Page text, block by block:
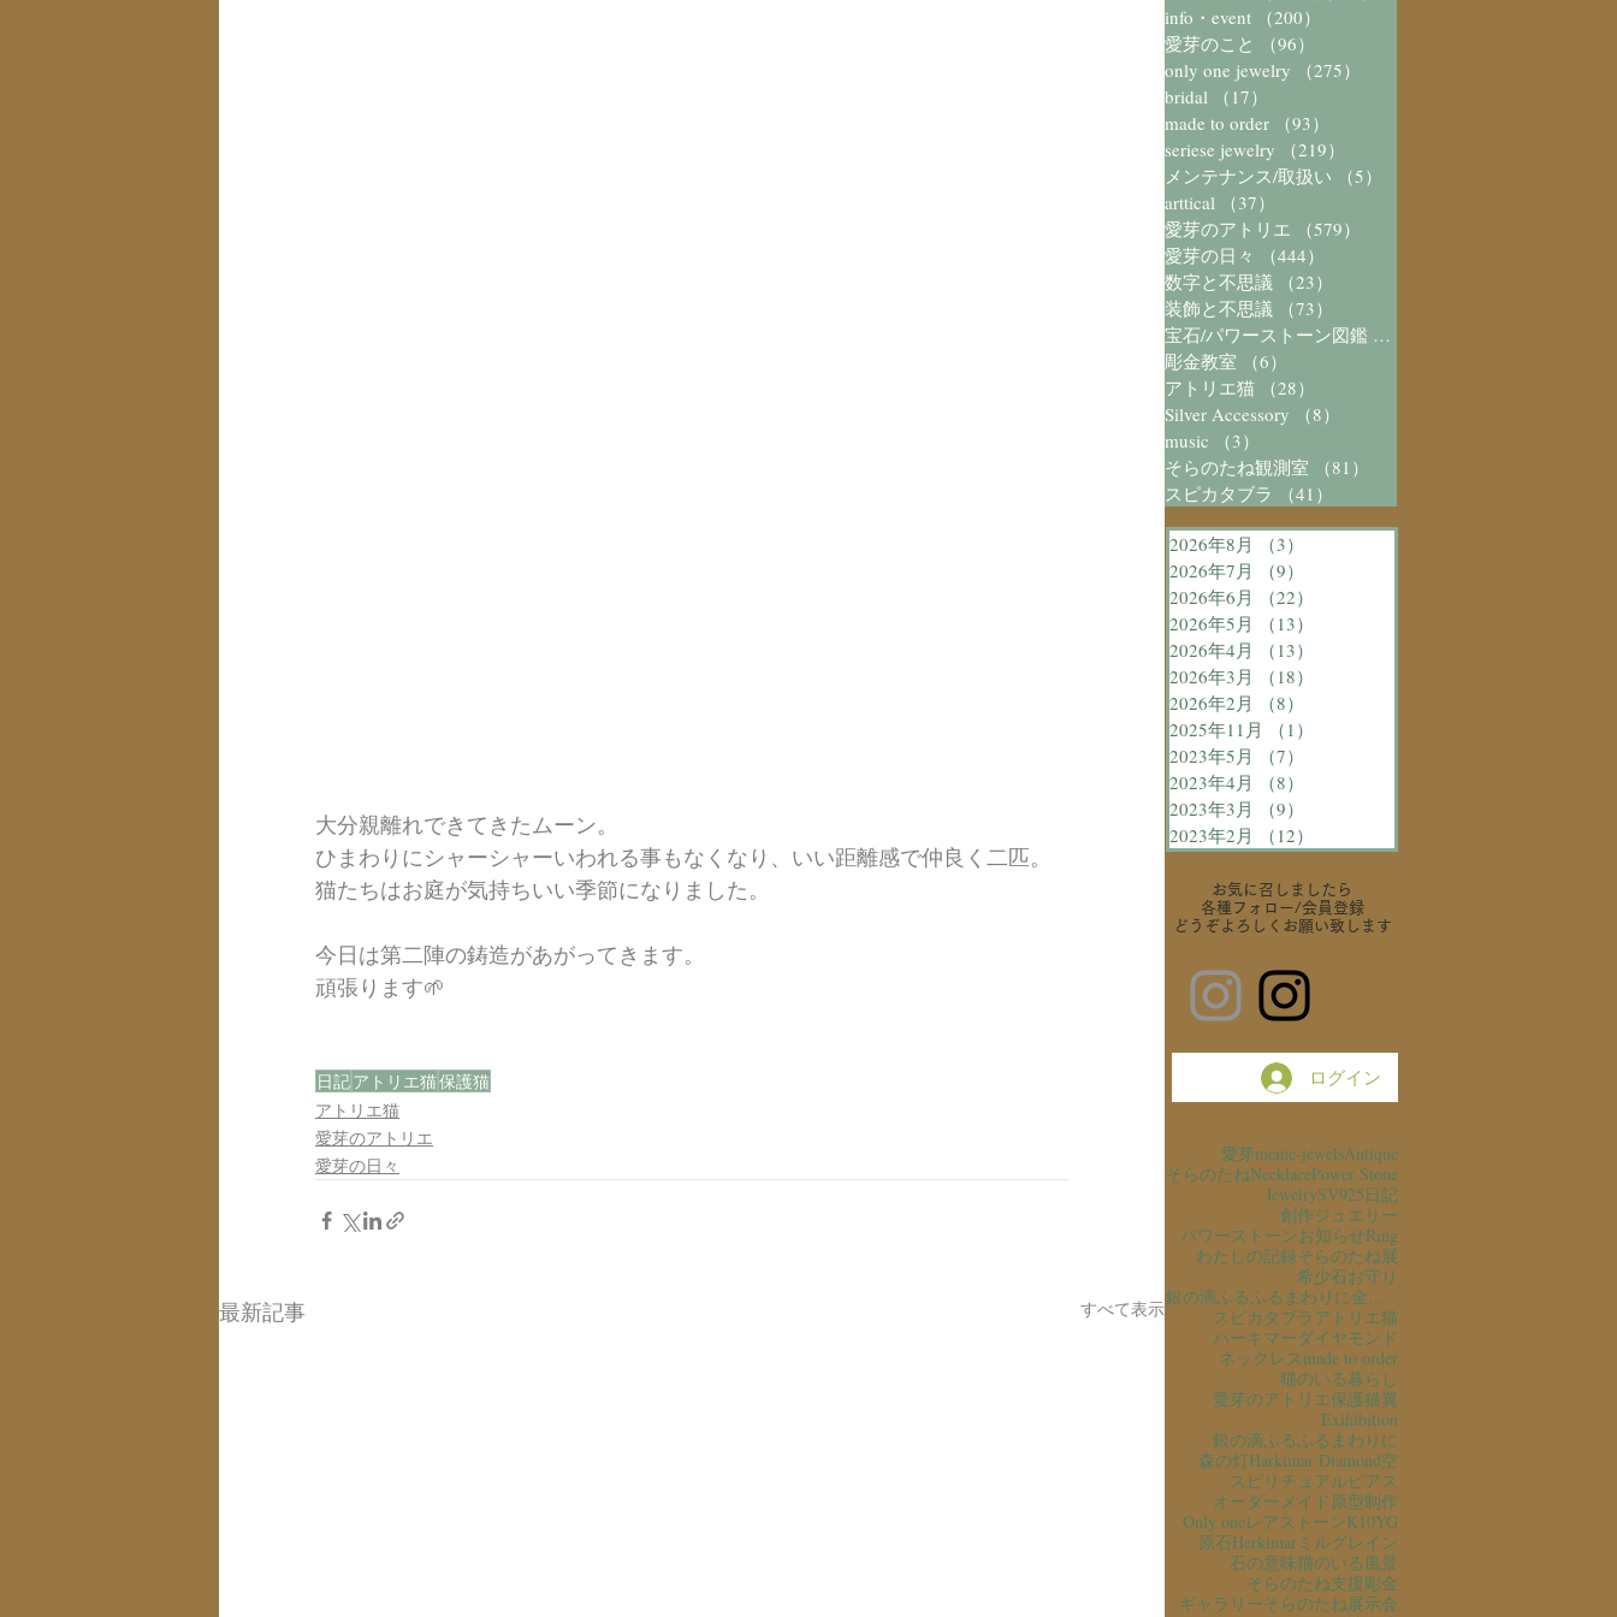
大分親離れできてきたムーン。
ひまわりにシャーシャーいわれる事もなくなり、いい距離感で仲良く二匹。
猫たちはお庭が気持ちいい季節になりました。
今日は第二陣の鋳造があがってきます。
頑張ります🌱
日記アトリエ猫保護猫
アトリエ猫
愛芽のアトリエ
愛芽の日々
最新記事 すべて表示
info・event
（200）
愛芽のこと
（96）
only one jewelry
（275）
bridal
（17）
made to order
（93）
seriese jewelry
（219）
メンテナンス/取扱い
（5）
arttical
（37）
愛芽のアトリエ
（579）
愛芽の日々
（444）
数字と不思議
（23）
装飾と不思議
（73）
宝石/パワーストーン図鑑 （41）
彫金教室
（6）
アトリエ猫
（28）
Silver Accessory
（8）
music
（3）
そらのたね観測室
（81）
スピカタブラ
（41）
2026年8月 （3）
2026年7月
（9）
2026年6月
（22）
2026年5月
（13）
2026年4月
（13）
2026年3月
（18）
2026年2月
（8）
2025年11月
（1）
2023年5月
（7）
2023年4月
（8）
2023年3月
（9）
2023年2月
（12）
お気に召しましたら
各種フォロー/会員登録
どうぞよろしくお願い致します
ログイン
愛芽meme-jewelsAntique
そらのたねNecklacePower Stone
JewelrySV925日記
創作ジュエリー
パワーストーンお知らせRing
わたしの記録そらのたね展
希少石お守り
銀の滴ふるふるまわりに金の滴ふるふるまわりに
スピカタブラ アトリエ猫
ハーキマーダイヤモンド
ネックレスmade to order
猫のいる暮らし
愛芽のアトリエ保護猫翼
Exihibition
銀の滴ふるふるまわりに
森の灯Harkimar Diamond空
スピリチュアルピアス
オーダーメイド原型制作
Only oneレアストーンK10YG
原石Herkimarミルグレイン
石の意味猫のいる風景
そらのたね支援彫金
ギャラリーそらのたね展示会